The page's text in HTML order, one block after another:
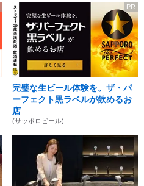
PR
完璧な生ビール体験を。ザ・パ
ーフェクト黒ラベルが飲めるお
店
(サッポロビール)